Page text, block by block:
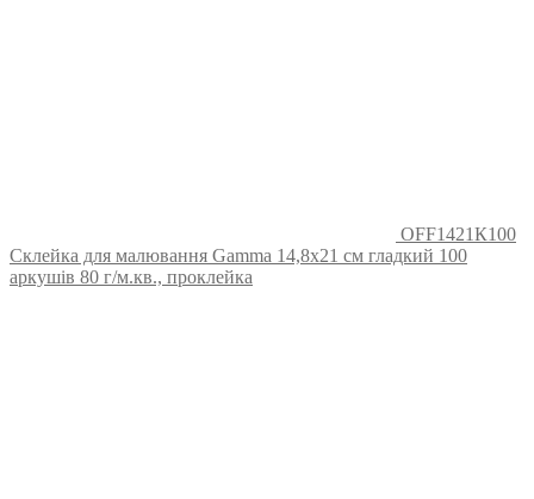
OFF1421К100
Склейка для малювання Gamma 14,8х21 см гладкий 100
аркушів 80 г/м.кв., проклейка